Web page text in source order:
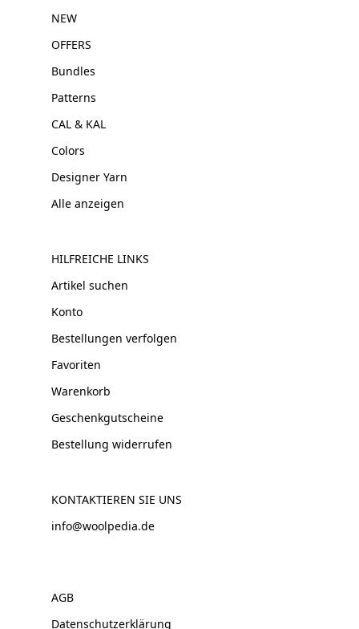
NEW
OFFERS
Bundles
Patterns
CAL & KAL
Colors
Designer Yarn
Alle anzeigen
HILFREICHE LINKS
Artikel suchen
Konto
Bestellungen verfolgen
Favoriten
Warenkorb
Geschenkgutscheine
Bestellung widerrufen
KONTAKTIEREN SIE UNS
info@woolpedia.de
AGB
Datenschutzerklärung